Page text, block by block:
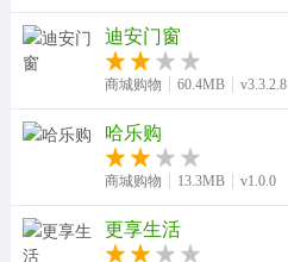
迪安门窗
商城购物 60.4MB v3.3.2.8
哈乐购
商城购物 13.3MB v1.0.0
更享生活